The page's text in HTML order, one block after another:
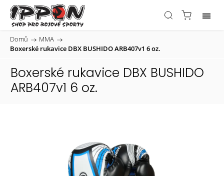
Domů / MMA /
Boxerské rukavice DBX BUSHIDO ARB407v1 6 oz.
Boxerské rukavice DBX BUSHIDO
ARB407v1 6 oz.